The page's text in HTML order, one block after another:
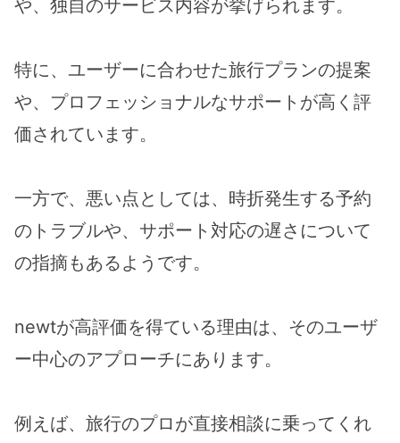
や、独自のサービス内容が挙げられます。
特に、ユーザーに合わせた旅行プランの提案
や、プロフェッショナルなサポートが高く評
価されています。
一方で、悪い点としては、時折発生する予約
のトラブルや、サポート対応の遅さについて
の指摘もあるようです。
newtが高評価を得ている理由は、そのユーザ
ー中心のアプローチにあります。
例えば、旅行のプロが直接相談に乗ってくれ